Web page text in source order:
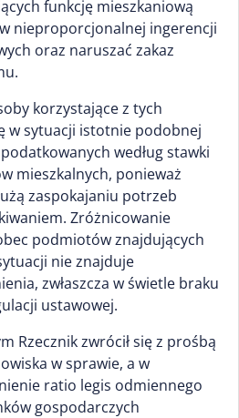
funkcję mieszkaniową
nieproporcjonalnej ingerencji
oraz naruszać zakaz
korzystające z tych
w sytuacji istotnie podobnej
według stawki
mieszkalnych, ponieważ
zaspokajaniu potrzeb
Zróżnicowanie
podmiotów znajdujących
nie znajduje
zwłaszcza w świetle braku
ustawowej.
Rzecznik zwrócił się z prośbą
w sprawie, a w
ratio legis odmiennego
gospodarczych